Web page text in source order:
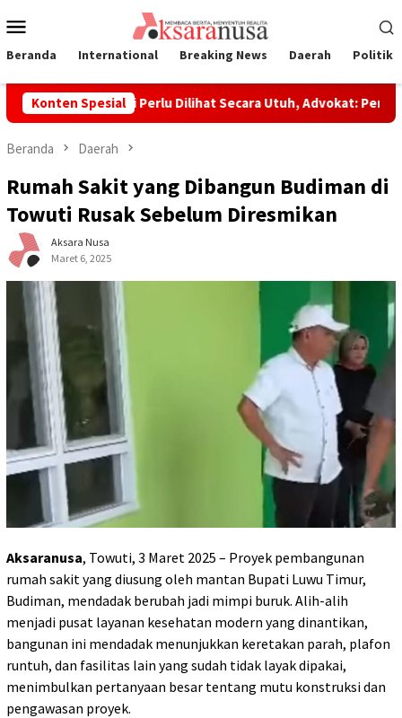
ke
Mobile
Beranda International Breaking News Daerah Politik
Konten Spesial
Laoli Dinilai Perlu Dilihat Secara Utuh, Advokat: Pemerintah
Beranda Daerah
Rumah Sakit yang Dibangun Budiman di
Towuti Rusak Sebelum Diresmikan
Aksara Nusa
Maret 6, 2025
Aksaranusa, Towuti, 3 Maret 2025 – Proyek pembangunan
rumah sakit yang diusung oleh mantan Bupati Luwu Timur,
Budiman, mendadak berubah jadi mimpi buruk. Alih-alih
menjadi pusat layanan kesehatan modern yang dinantikan,
bangunan ini mendadak menunjukkan keretakan parah, plafon
runtuh, dan fasilitas lain yang sudah tidak layak dipakai,
menimbulkan pertanyaan besar tentang mutu konstruksi dan
pengawasan proyek.